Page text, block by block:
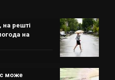
на решті
на
може